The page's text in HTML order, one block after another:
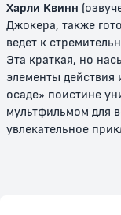
LEGO Звёздные войны:
Восстанови галактику
Харли Квинн
Джокера, также
ведет к
Эта краткая, но
элементы действия
осаде» поистине
мультфильмом для
увлекательное